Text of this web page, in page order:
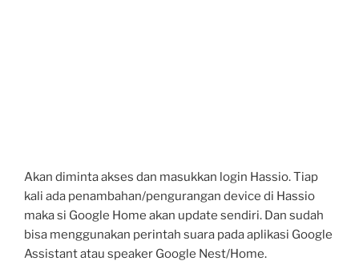
Akan diminta akses dan masukkan login Hassio. Tiap
kali ada penambahan/pengurangan device di Hassio
maka si Google Home akan update sendiri. Dan sudah
bisa menggunakan perintah suara pada aplikasi Google
Assistant atau speaker Google Nest/Home.